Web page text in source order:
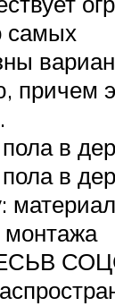
самых
причем
в
в
монтажа